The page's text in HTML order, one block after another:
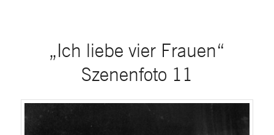
„Ich liebe vier Frauen“
Szenenfoto 11